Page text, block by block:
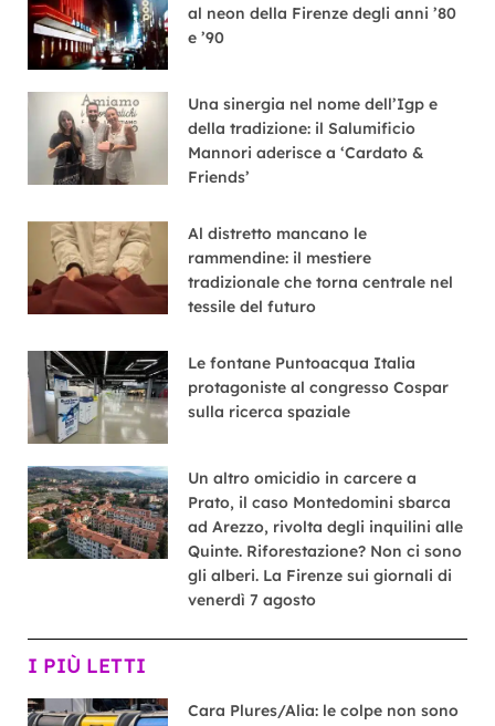
al neon della Firenze degli anni ’80
e ’90
Una sinergia nel nome dell’Igp e
della tradizione: il Salumificio
Mannori aderisce a ‘Cardato &
Friends’
Al distretto mancano le
rammendine: il mestiere
tradizionale che torna centrale nel
tessile del futuro
Le fontane Puntoacqua Italia
protagoniste al congresso Cospar
sulla ricerca spaziale
Un altro omicidio in carcere a
Prato, il caso Montedomini sbarca
ad Arezzo, rivolta degli inquilini alle
Quinte. Riforestazione? Non ci sono
gli alberi. La Firenze sui giornali di
venerdì 7 agosto
I PIÙ LETTI
Cara Plures/Alia: le colpe non sono